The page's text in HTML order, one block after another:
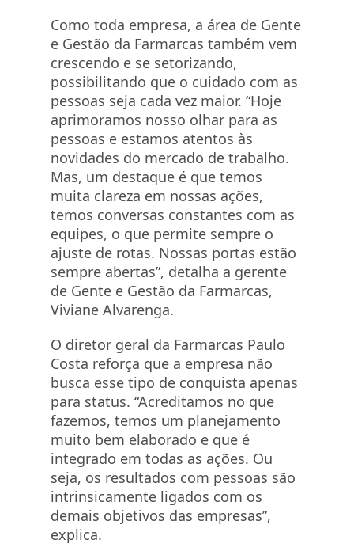
Como toda empresa, a área de Gente
e Gestão da Farmarcas também vem
crescendo e se setorizando,
possibilitando que o cuidado com as
pessoas seja cada vez maior. “Hoje
aprimoramos nosso olhar para as
pessoas e estamos atentos às
novidades do mercado de trabalho.
Mas, um destaque é que temos
muita clareza em nossas ações,
temos conversas constantes com as
equipes, o que permite sempre o
ajuste de rotas. Nossas portas estão
sempre abertas”, detalha a gerente
de Gente e Gestão da Farmarcas,
Viviane Alvarenga.
O diretor geral da Farmarcas Paulo
Costa reforça que a empresa não
busca esse tipo de conquista apenas
para status. “Acreditamos no que
fazemos, temos um planejamento
muito bem elaborado e que é
integrado em todas as ações. Ou
seja, os resultados com pessoas são
intrinsicamente ligados com os
demais objetivos das empresas”,
explica.